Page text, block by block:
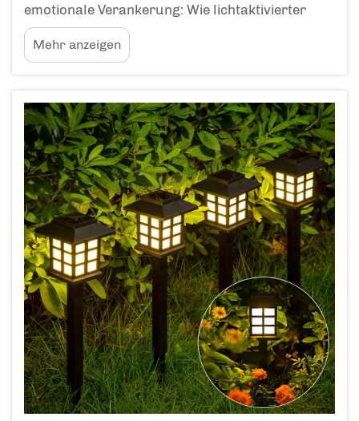
emotionale Verankerung: Wie lichtaktivierter
Klang Präsenz fördert. Solarbetriebene
hängende Windspiele in Meditationsgärten
schaffen emotionale Verankerungspunkte durch
Fusion verwandelt passive Umgebungen in...
Mehr anzeigen